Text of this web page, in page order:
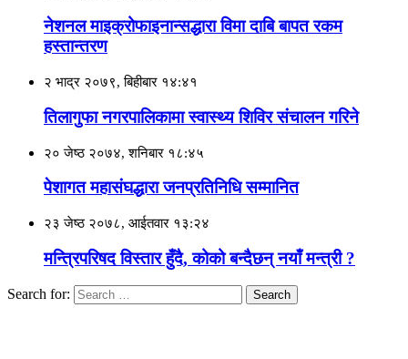
नेशनल माइक्रोफाइनान्सद्धारा विमा दाबि बापत रकम
हस्तान्तरण
२ भाद्र २०७९, बिहीबार १४:४१
तिलागुफा नगरपालिकामा स्वास्थ्य शिविर संचालन गरिने
२० जेष्ठ २०७४, शनिबार १८:४५
पेशागत महासंघद्धारा जनप्रतिनिधि सम्मानित
२३ जेष्ठ २०७८, आईतवार १३:२४
मन्त्रिपरिषद विस्तार हुँदै, कोको बन्दैछन् नयाँ मन्त्री ?
Search for: